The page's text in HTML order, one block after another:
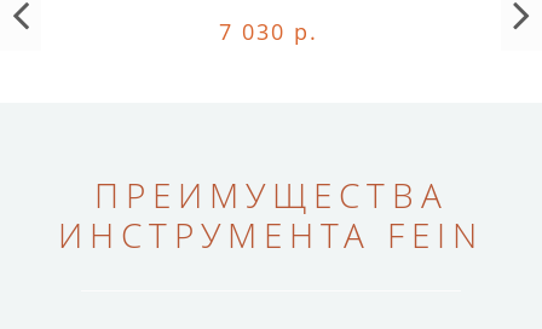
7 030 р.
ПРЕИМУЩЕСТВА
ИНСТРУМЕНТА FEIN